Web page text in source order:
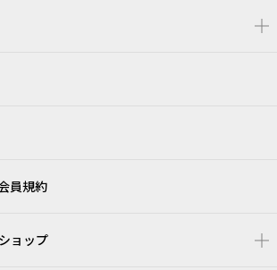
員規約
ョップ